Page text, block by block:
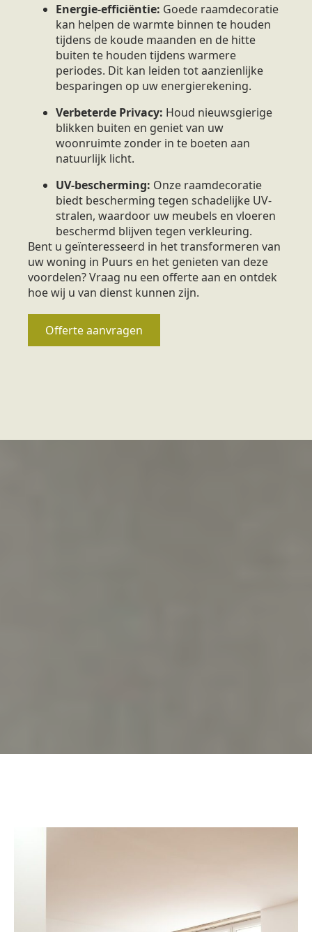
Energie-efficiëntie: Goede raamdecoratie
kan helpen de warmte binnen te houden
tijdens de koude maanden en de hitte
buiten te houden tijdens warmere
periodes. Dit kan leiden tot aanzienlijke
besparingen op uw energierekening.
Verbeterde Privacy: Houd nieuwsgierige
blikken buiten en geniet van uw
woonruimte zonder in te boeten aan
natuurlijk licht.
UV-bescherming: Onze raamdecoratie
biedt bescherming tegen schadelijke UV-
stralen, waardoor uw meubels en vloeren
beschermd blijven tegen verkleuring.
Bent u geïnteresseerd in het transformeren van
uw woning in Puurs en het genieten van deze
voordelen? Vraag nu een offerte aan en ontdek
hoe wij u van dienst kunnen zijn.
Offerte aanvragen